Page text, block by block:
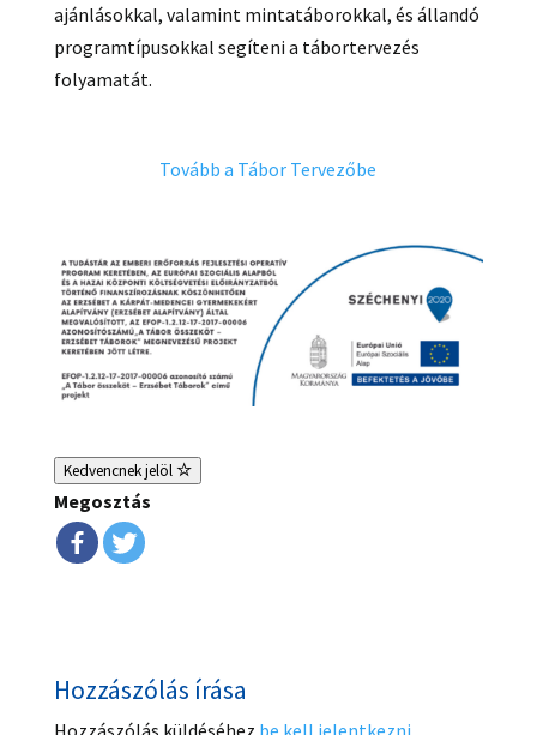
ajánlásokkal, valamint mintatáborokkal, és állandó
programtípusokkal segíteni a tábortervezés
folyamatát.
Tovább a Tábor Tervezőbe
Kedvencnek jelöl
Megosztás
Hozzászólás írása